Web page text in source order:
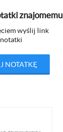
znajomemu
wyślij link
NOTATKĘ